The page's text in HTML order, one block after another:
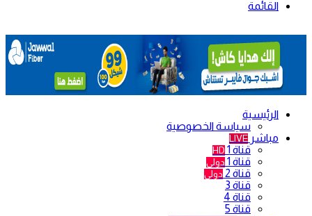
القائمة
الرئيسية
سياسة الخصوصية
مباشر LIVE
قناة 1 HD
قناة 1 دولي
قناة 2 دولي
قناة 3
قناة 4
قناة 5